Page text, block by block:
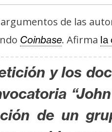
de las
Coinbase. Afirma la
y los
de un